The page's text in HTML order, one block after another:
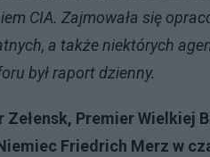
CIA. Zajmowała się
a także niektórych
był raport dzienny.
Zełensk, Premier Wielkiej
Friedrich Merz w